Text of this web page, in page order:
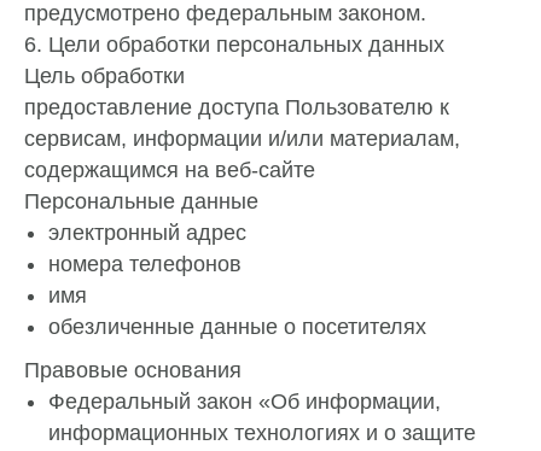
предусмотрено федеральным законом.
6. Цели обработки персональных данных
Цель обработки
предоставление доступа Пользователю к
сервисам, информации и/или материалам,
содержащимся на веб-сайте
Персональные данные
электронный адрес
номера телефонов
имя
обезличенные данные о посетителях
Правовые основания
Федеральный закон «Об информации,
информационных технологиях и о защите